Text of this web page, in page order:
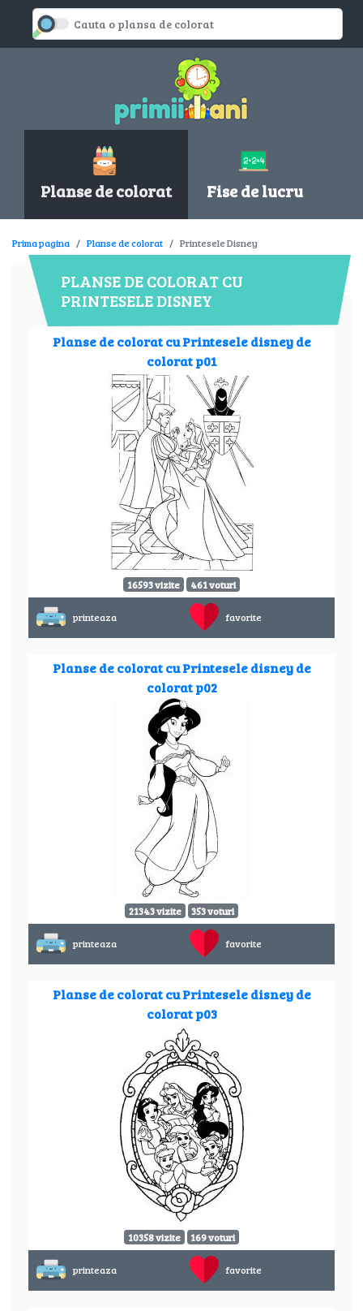
Planse de colorat Fise de lucru
Prima pagina Planse de colorat Printesele Disney
PLANSE DE COLORAT CU
PRINTESELE DISNEY
Planse de colorat cu Printesele disney de
colorat p01
16593 vizite 461 voturi
printeaza favorite
Planse de colorat cu Printesele disney de
colorat p02
21343 vizite 353 voturi
printeaza favorite
Planse de colorat cu Printesele disney de
colorat p03
10358 vizite 169 voturi
printeaza favorite